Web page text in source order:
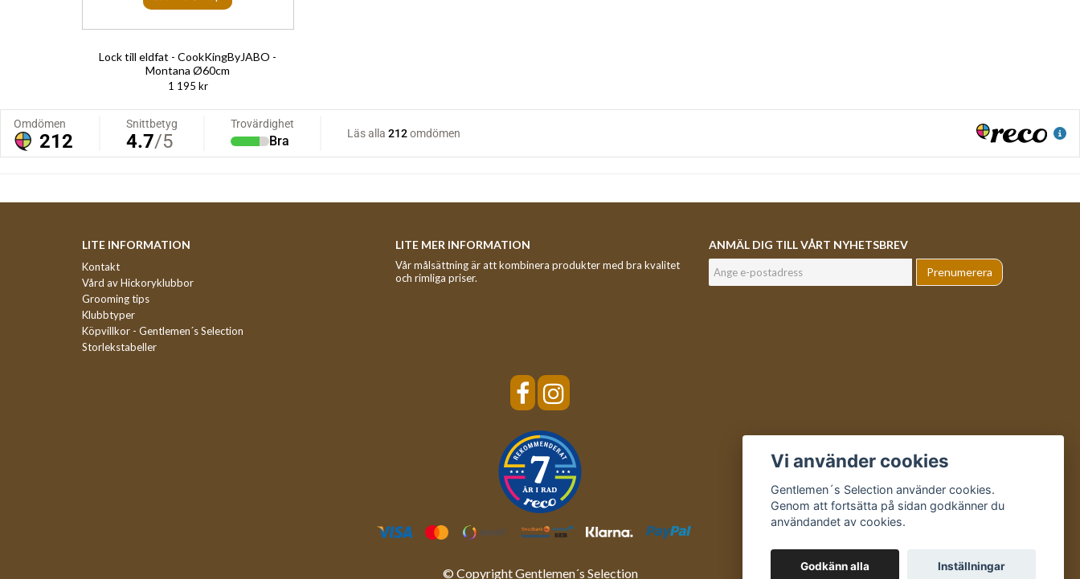
Lock till eldfat - CookKingByJABO -
Montana Ø60cm
1 195 kr
LITE INFORMATION
Kontakt
Vård av Hickoryklubbor
Grooming tips
Klubbtyper
Köpvillkor - Gentlemen´s Selection
Storlekstabeller
LITE MER INFORMATION
Vår målsättning är att kombinera produkter med bra kvalitet
och rimliga priser.
ANMÄL DIG TILL VÅRT NYHETSBREV
Prenumerera
© Copyright Gentlemen´s Selection
Vi använder cookies
Gentlemen´s Selection använder cookies.
Genom att fortsätta på sidan godkänner du
användandet av cookies.
Godkänn alla Inställningar